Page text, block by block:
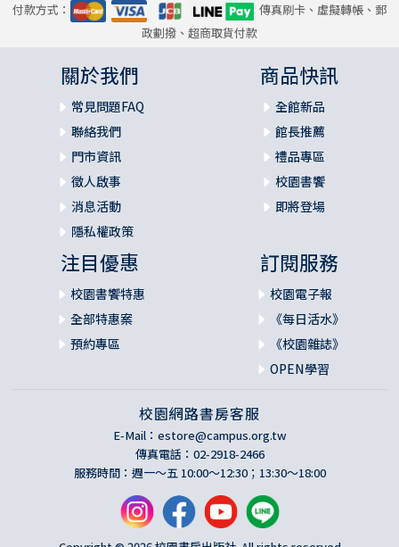
付款方式：
傳真刷卡、虛擬轉帳、郵
政劃撥、超商取貨付款
關於我們
常見問題FAQ
聯絡我們
門市資訊
徵人啟事
消息活動
隱私權政策
商品快訊
全館新品
館長推薦
禮品專區
校園書饗
即將登場
注目優惠
校園書饗特惠
全部特惠案
預約專區
訂閱服務
校園電子報
《每日活水》
《校園雜誌》
OPEN學習
校園網路書房客服
E-Mail： estore@campus.org.tw
傳真電話：02-2918-2466
服務時間：週一～五 10:00～12:30；13:30～18:00